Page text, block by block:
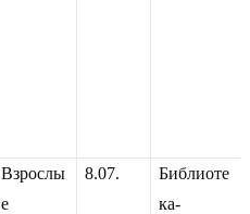
Взрослы
е
8.07.
Библиоте
ка-